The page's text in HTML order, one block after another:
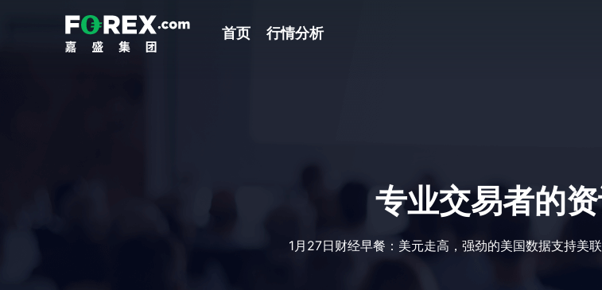
首页 行情分析
专业交易者的
1月27日财经早餐：美元走高，强劲的美国数据支持美